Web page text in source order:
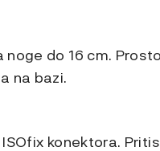
do 16 cm.
na bazi.
konektora.